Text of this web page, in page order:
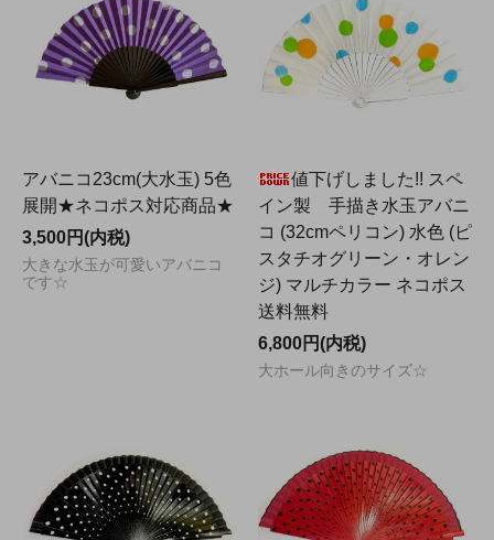
アバニコ23cm(大水玉) 5色
展開★ネコポス対応商品★
3,500円(内税)
大きな水玉が可愛いアバニコ
です☆
値下げしました!! スペ
イン製 手描き水玉アバニ
コ (32cmペリコン) 水色 (ピ
スタチオグリーン・オレン
ジ) マルチカラー ネコポス
送料無料
6,800円(内税)
大ホール向きのサイズ☆